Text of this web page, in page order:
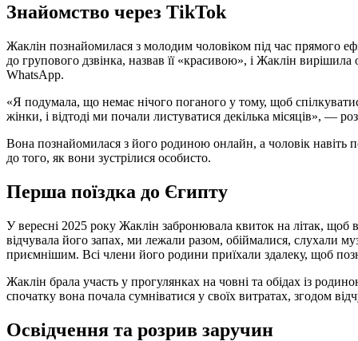
Знайомство через TikTok
Жаклін познайомилася з молодим чоловіком під час прямого
до групового дзвінка, назвав її «красивою», і Жаклін
WhatsApp.
«Я подумала, що немає нічого поганого у тому, щоб
жінки, і відтоді ми почали листуватися декілька місяців», —
Вона познайомилася з його родиною онлайн, а чоловік
до того, як вони зустрілися особисто.
Перша поїздка до Єгипту
У вересні 2025 року Жаклін забронювала квиток на літак, щоб
відчувала його запах, ми лежали разом, обіймалися, слухали
приємнішим. Всі члени його родини приїхали здалеку, щоб
Жаклін брала участь у прогулянках на човні та обідах із
спочатку вона почала сумніватися у своїх витратах, згодом
Освідчення та розрив заручин